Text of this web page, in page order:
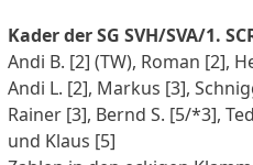
Kader der SG SVH/SVA/1.
Andi B. [2] (TW), Roman [2],
Andi L. [2], Markus [3],
Rainer [3], Bernd S. [5/*3],
und Klaus [5]